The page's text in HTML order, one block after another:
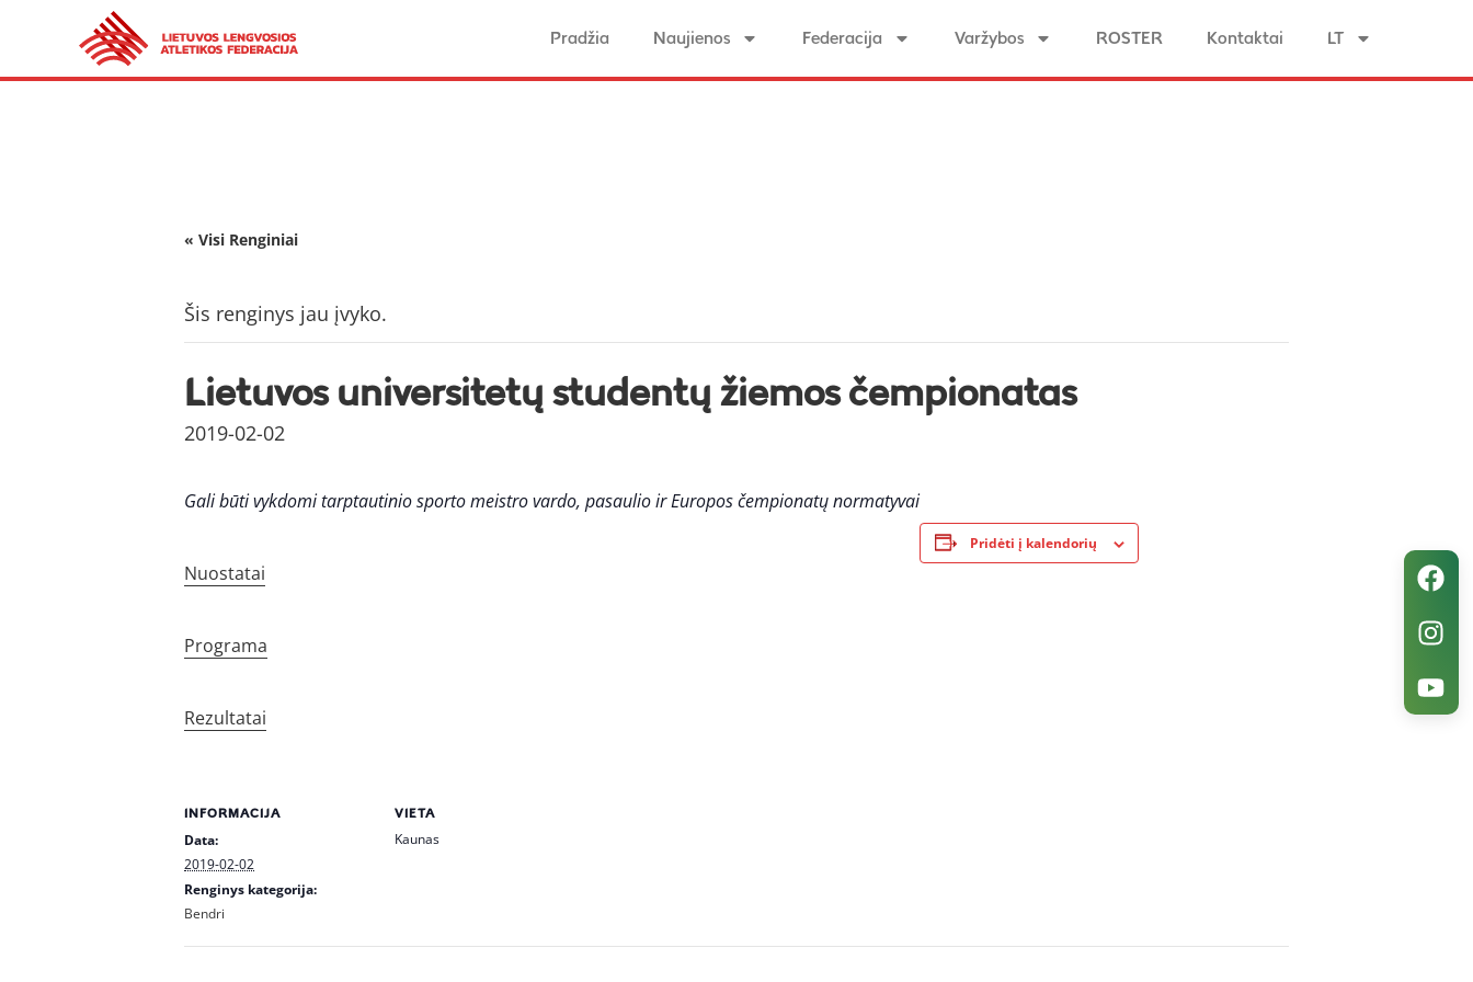
Pradžia Naujienos Federacija Varžybos ROSTER Kontaktai LT
« Visi Renginiai
Šis renginys jau įvyko.
Lietuvos universitetų studentų žiemos čempionatas
2019-02-02
Gali būti vykdomi tarptautinio sporto meistro vardo, pasaulio ir Europos čempionatų normatyvai
Nuostatai
Programa
Rezultatai
Pridėti į kalendorių
INFORMACIJA
Data:
2019-02-02
Renginys kategorija:
Bendri
VIETA
Kaunas